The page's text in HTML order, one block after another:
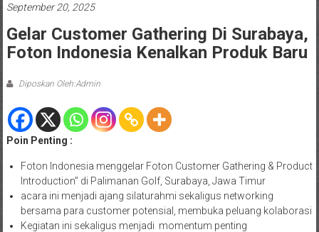
September 20, 2025
Gelar Customer Gathering Di Surabaya,
Foton Indonesia Kenalkan Produk Baru
Diposkan Oleh:Admin
Poin Penting :
Foton Indonesia menggelar Foton Customer Gathering & Product
Introduction” di Palimanan Golf, Surabaya, Jawa Timur
acara ini menjadi ajang silaturahmi sekaligus networking
bersama para customer potensial, membuka peluang kolaborasi
Kegiatan ini sekaligus menjadi momentum penting